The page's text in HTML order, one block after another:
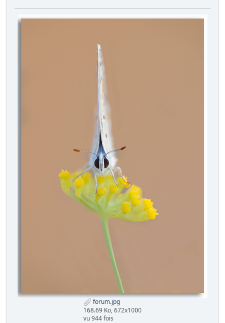
forum.jpg
168.69 Ko, 672x1000
vu 944 fois